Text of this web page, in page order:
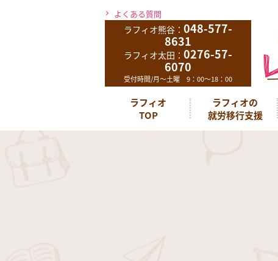
よくある質問
ラフィオ熊谷： 048-577-
8631
ラフィオ太田： 0276-57-
6070
受付時間/月～土曜 9：00～18：00
ラフィオ
TOP
ラフィオの
就労移行支援